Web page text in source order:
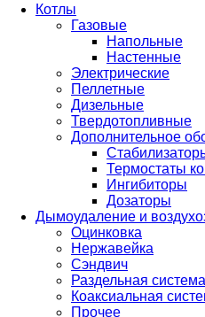
Котлы
Газовые
Напольные
Настенные
Электрические
Пеллетные
Дизельные
Твердотопливные
Дополнительное
Термостаты
Ингибиторы
Дозаторы
Дымоудаление и
Оцинковка
Нержавейка
Сэндвич
Раздельная
Коаксиальная
Прочее